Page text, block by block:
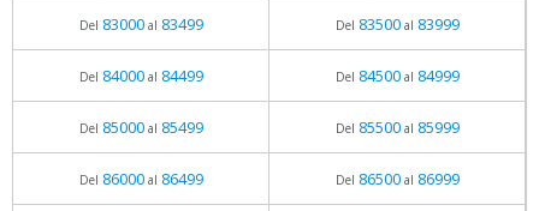
Del 83000al 83499 Del 83500al 83999
Del 84000al 84499 Del 84500al 84999
Del 85000al 85499 Del 85500al 85999
Del 86000al 86499 Del 86500al 86999